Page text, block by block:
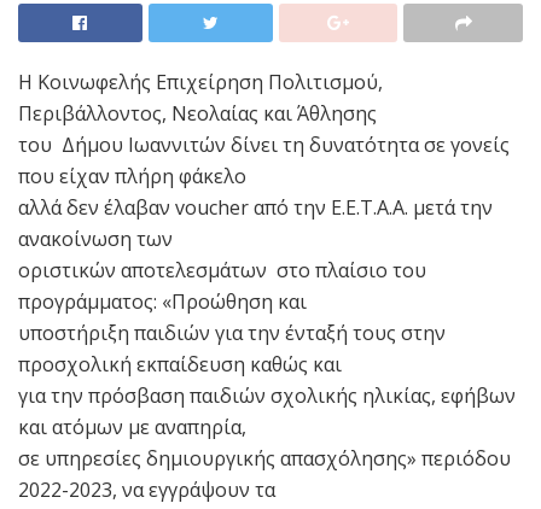
Η Κοινωφελής Επιχείρηση Πολιτισμού,
Περιβάλλοντος, Νεολαίας και Άθλησης
του Δήμου Ιωαννιτών δίνει τη δυνατότητα σε γονείς
που είχαν πλήρη φάκελο
αλλά δεν έλαβαν voucher από την Ε.Ε.Τ.Α.Α. μετά την
ανακοίνωση των
οριστικών αποτελεσμάτων στο πλαίσιο του
προγράμματος: «Προώθηση και
υποστήριξη παιδιών για την ένταξή τους στην
προσχολική εκπαίδευση καθώς και
για την πρόσβαση παιδιών σχολικής ηλικίας, εφήβων
και ατόμων με αναπηρία,
σε υπηρεσίες δημιουργικής απασχόλησης» περιόδου
2022-2023, να εγγράψουν τα